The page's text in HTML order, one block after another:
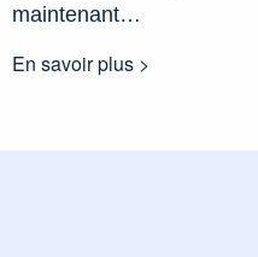
maintenant…
En savoir plus >